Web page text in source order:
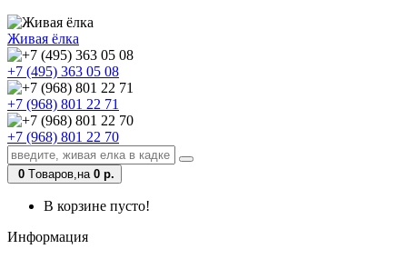
Живая ёлка
+7 (495) 363 05 08
+7 (968) 801 22 71
+7 (968) 801 22 70
0 Tоваров,на 0 р.
В корзине пусто!
Информация